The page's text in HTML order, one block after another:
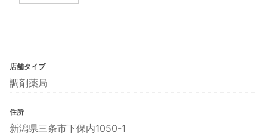
店舗タイプ
調剤薬局
住所
新潟県三条市下保内1050-1